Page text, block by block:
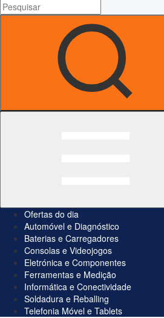
Ofertas do dia
Automóvel e Diagnóstico
Baterias e Carregadores
Consolas e Videojogos
Eletrónica e Componentes
Ferramentas e Medição
Informática e Conectividade
Soldadura e Reballing
Telefonia Móvel e Tablets